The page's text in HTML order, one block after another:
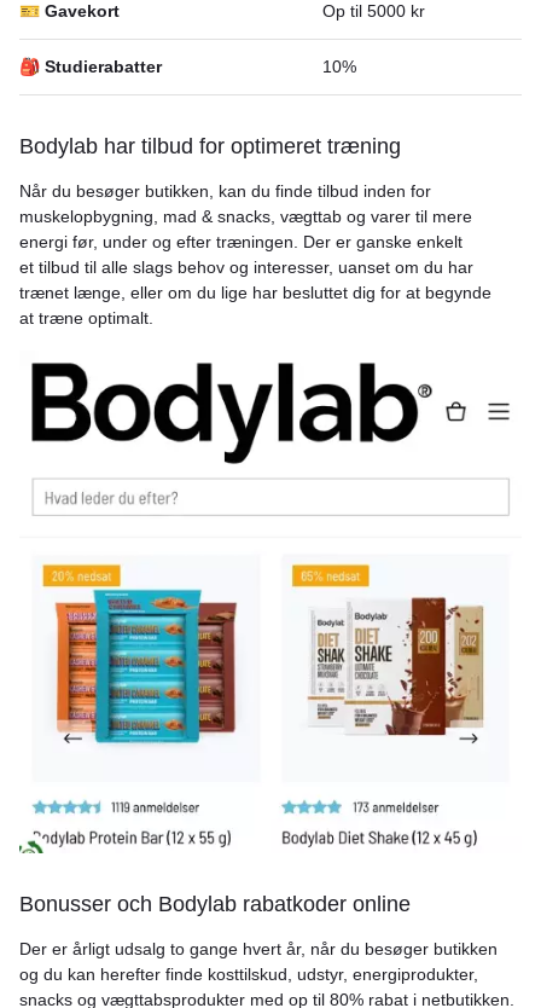
🎫 Gavekort Op til 5000 kr
🎒 Studierabatter 10%
Bodylab har tilbud for optimeret træning
Når du besøger butikken, kan du finde tilbud inden for
muskelopbygning, mad & snacks, vægttab og varer til mere
energi før, under og efter træningen. Der er ganske enkelt
et tilbud til alle slags behov og interesser, uanset om du har
trænet længe, ​​eller om du lige har besluttet dig for at begynde
at træne optimalt.
Bonusser och Bodylab rabatkoder online
Der er årligt udsalg to gange hvert år, når du besøger butikken
og du kan herefter finde kosttilskud, udstyr, energiprodukter,
snacks og vægttabsprodukter med op til 80% rabat i netbutikken.